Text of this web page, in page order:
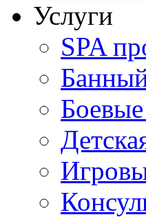
Услуги
SPA
Боевые